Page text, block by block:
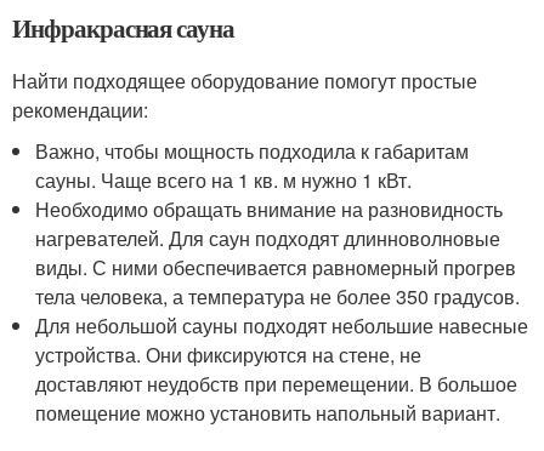
Инфракрасная сауна
Найти подходящее оборудование помогут простые
рекомендации:
Важно, чтобы мощность подходила к габаритам
сауны. Чаще всего на 1 кв. м нужно 1 кВт.
Необходимо обращать внимание на разновидность
нагревателей. Для саун подходят длинноволновые
виды. С ними обеспечивается равномерный прогрев
тела человека, а температура не более 350 градусов.
Для небольшой сауны подходят небольшие навесные
устройства. Они фиксируются на стене, не
доставляют неудобств при перемещении. В большое
помещение можно установить напольный вариант.